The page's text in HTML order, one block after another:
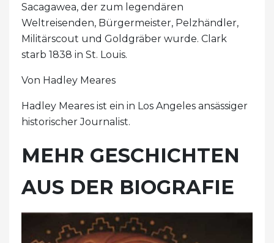
Sacagawea, der zum legendären
Weltreisenden, Bürgermeister, Pelzhändler,
Militärscout und Goldgräber wurde. Clark
starb 1838 in St. Louis.
Von Hadley Meares
Hadley Meares ist ein in Los Angeles ansässiger
historischer Journalist.
MEHR GESCHICHTEN
AUS DER BIOGRAFIE